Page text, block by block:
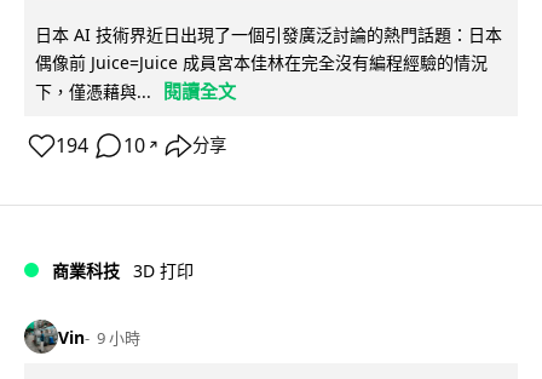
日本 AI 技術界近日出現了一個引發廣泛討論的熱門話題：日本
偶像前 Juice=Juice 成員宮本佳林在完全沒有編程經驗的情況
下，僅憑藉與...
閱讀全文
194 10 ↗ 分享
商業科技 3D 打印
Vin 9 小時